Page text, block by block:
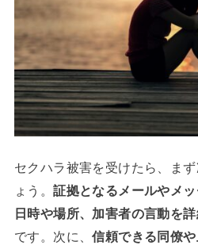
セクハラ被害を受けたら、ま
ょう。証拠となるメールやメ
日時や場所、加害者の言動を
です。次に、信頼できる同僚